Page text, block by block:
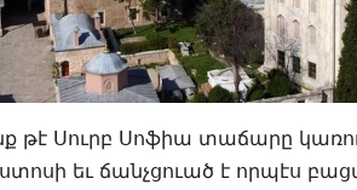
թէ Սուրբ Սոֆիա տաճարը
եւ ճանչցուած է որպէս